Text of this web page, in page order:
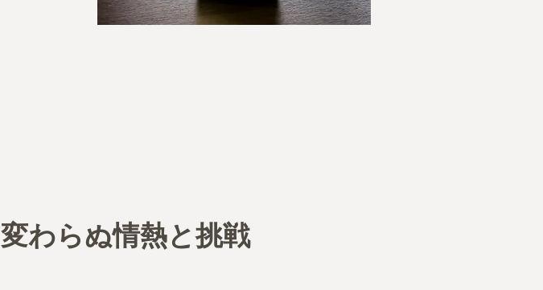
変わらぬ情熱と挑戦